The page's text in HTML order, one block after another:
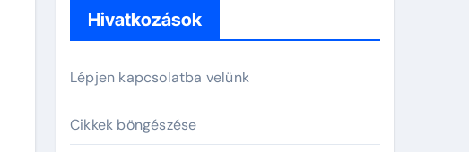
Hivatkozások
Lépjen kapcsolatba velünk
Cikkek böngészése